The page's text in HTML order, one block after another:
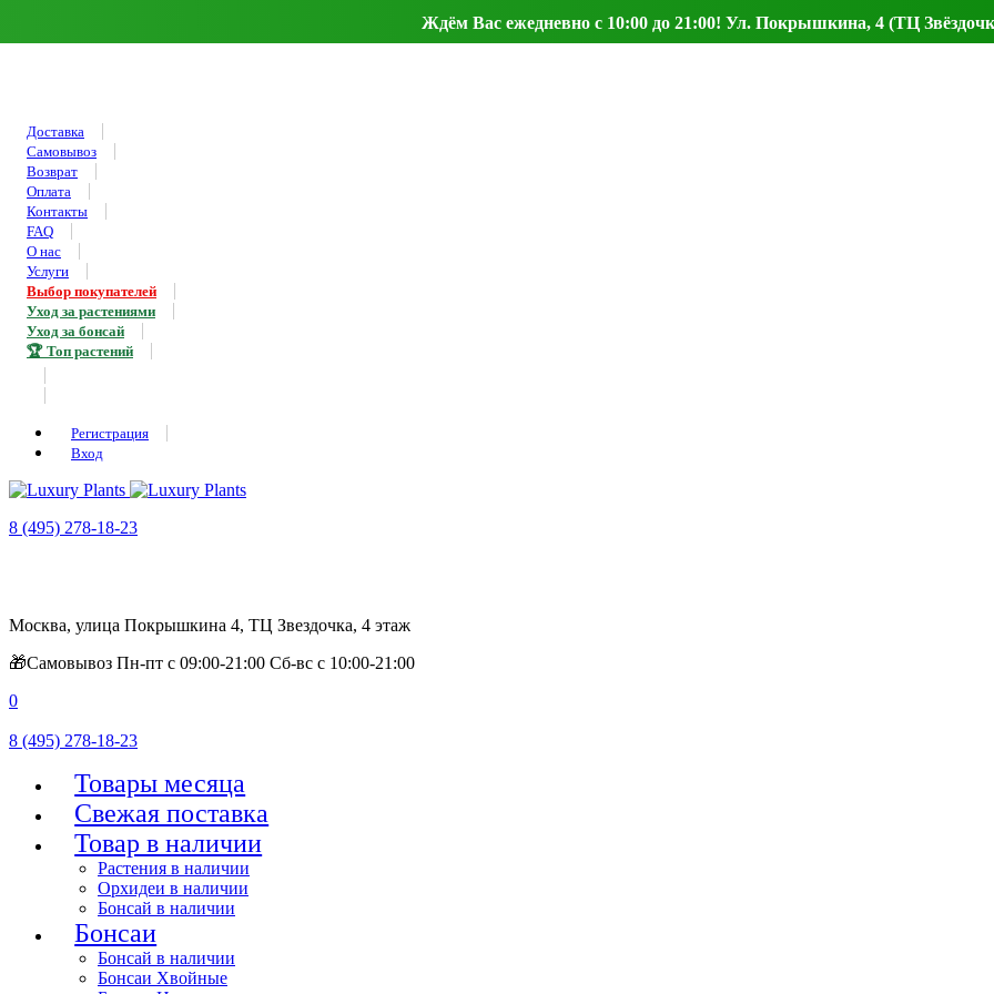
Ждём Вас ежедневно с 10:00 до 21:00! Ул. Покрышкина, 4 (ТЦ
Доставка
Самовывоз
Возврат
Оплата
Контакты
FAQ
О нас
Услуги
Выбор покупателей
Уход за растениями
Уход за бонсай
🏆 Топ растений
Регистрация
Вход
8 (495) 278-18-23
Москва, улица Покрышкина 4, ТЦ Звездочка, 4 этаж
🎁Самовывоз Пн-пт с 09:00-21:00 Сб-вс с 10:00-21:00
0
8 (495) 278-18-23
Товары месяца
Свежая поставка
Товар в наличии
Растения в наличии
Орхидеи в наличии
Бонсай в наличии
Бонсаи
Бонсай в наличии
Бонсаи Хвойные